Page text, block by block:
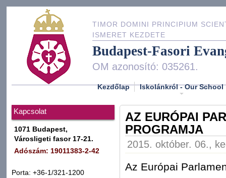
TIMOR DOMINI PRINCIPIUM
ISMERET KEZDETE
Budapest-Fasori
OM azonosító: 035261.
Kezdőlap Iskolánkról - Our School
Kapcsolat
1071 Budapest,
Városligeti fasor 17-21.
Adószám: 19011383-2-42
Porta: +36-1/321-1200
AZ EURÓPAI
PROGRAMJA
2015. október. 06.,
Az Európai